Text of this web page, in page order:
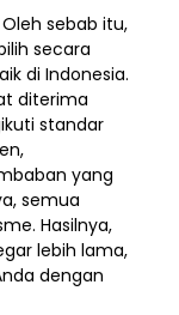
sebab itu,
secara
di Indonesia.
diterima
standar
yang
semua
Hasilnya,
lebih lama,
dengan